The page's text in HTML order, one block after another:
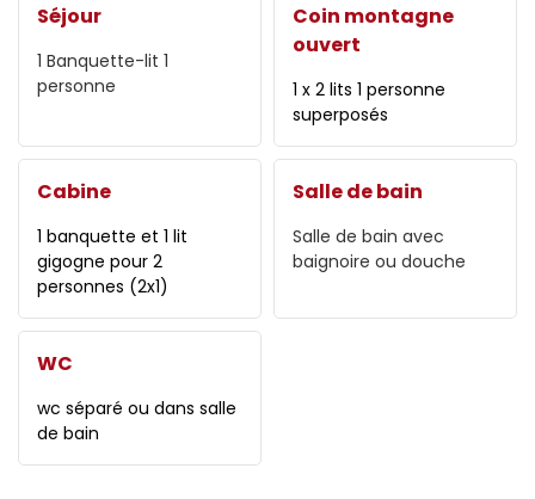
Séjour
1 Banquette-lit 1
personne
Coin montagne
ouvert
1 x 2 lits 1 personne
superposés
Cabine
1 banquette et 1 lit
gigogne pour 2
personnes (2x1)
Salle de bain
Salle de bain avec
baignoire ou douche
WC
wc séparé ou dans salle
de bain